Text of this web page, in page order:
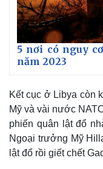
Kinh tế
Bất động sản
Khởi nghiệp
5 nơi có nguy
năm 2023
Kết cục ở Libya còn
Mỹ và vài nước
phiến quân lật đổ
Ngoại trưởng Mỹ
lật đổ rồi giết chết